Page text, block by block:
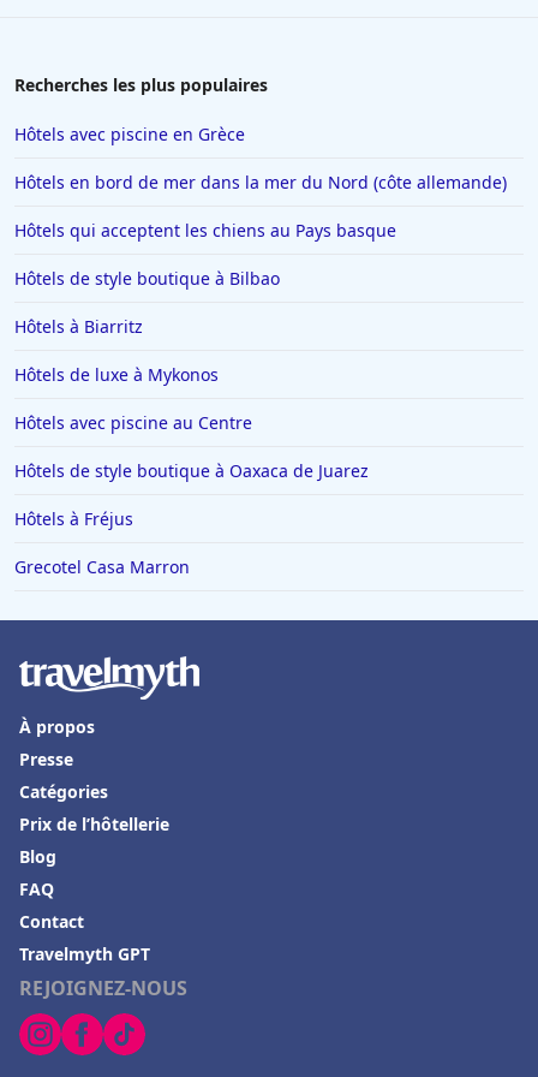
Hôtels à La Tranche-sur-Mer
Hôtels à Conques
Hôtels à Trebeurden
Hôtels en Vendée
Hôtels à Sarran
Hôtels à Napoli
Hôtels dans l'Oise
Hôtels à Yport
Hôtels à Meximieux
Hôtels à Nantua
Hôtels à Evian-les-Bains
Hôtels à Villard-de-Lans
Hôtels à Lanzarote
Hôtels à Langeac
Hôtels à Draveil
Hôtels à Séoul
Hôtels à Decize
Recherches les plus populaires
Hôtels avec piscine en Grèce
Hôtels en bord de mer dans la mer du Nord (côte allemande)
Hôtels qui acceptent les chiens au Pays basque
Hôtels de style boutique à Bilbao
Hôtels à Biarritz
Hôtels de luxe à Mykonos
Hôtels avec piscine au Centre
Hôtels de style boutique à Oaxaca de Juarez
Hôtels à Fréjus
Grecotel Casa Marron
REJOIGNEZ-NOUS
À propos
Presse
Catégories
Prix de l’hôtellerie
Blog
FAQ
Contact
Travelmyth GPT